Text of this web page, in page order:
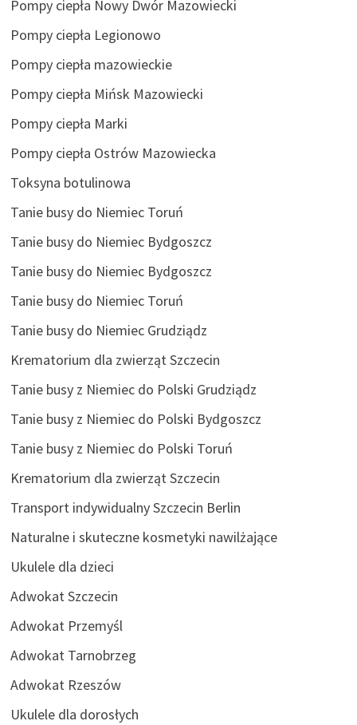
Pompy ciepła Nowy Dwór Mazowiecki
Pompy ciepła Legionowo
Pompy ciepła mazowieckie
Pompy ciepła Mińsk Mazowiecki
Pompy ciepła Marki
Pompy ciepła Ostrów Mazowiecka
Toksyna botulinowa
Tanie busy do Niemiec Toruń
Tanie busy do Niemiec Bydgoszcz
Tanie busy do Niemiec Bydgoszcz
Tanie busy do Niemiec Toruń
Tanie busy do Niemiec Grudziądz
Krematorium dla zwierząt Szczecin
Tanie busy z Niemiec do Polski Grudziądz
Tanie busy z Niemiec do Polski Bydgoszcz
Tanie busy z Niemiec do Polski Toruń
Krematorium dla zwierząt Szczecin
Transport indywidualny Szczecin Berlin
Naturalne i skuteczne kosmetyki nawilżające
Ukulele dla dzieci
Adwokat Szczecin
Adwokat Przemyśl
Adwokat Tarnobrzeg
Adwokat Rzeszów
Ukulele dla dorosłych